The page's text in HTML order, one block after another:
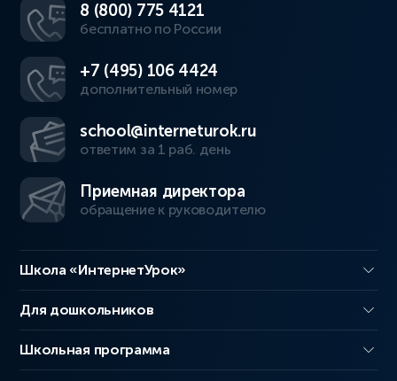
8 (800) 775 4121
бесплатно по России
+7 (495) 106 4424
дополнительный номер
school@interneturok.ru
ответим за 1 раб. день
Приемная директора
обращение к руководителю
Школа «ИнтернетУрок»
Для дошкольников
Школьная программа